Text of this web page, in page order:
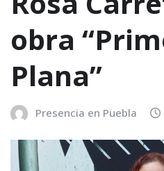
obra
Plana”
Presencia en Puebla